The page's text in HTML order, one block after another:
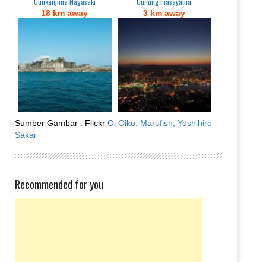
18 km away 3 km away
Sumber Gambar : Flickr Oi Oiko, Marufish, Yoshihiro
Sakai
Recommended for you